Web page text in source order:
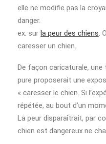
elle ne modifie pas la
danger.
ex: sur la peur des chiens.
caresser un chien.
De façon caricaturale,
pure proposerait une
« caresser le chien. Si
répétée, au bout d’un
La peur disparaîtrait, par
chien est dangereux ne